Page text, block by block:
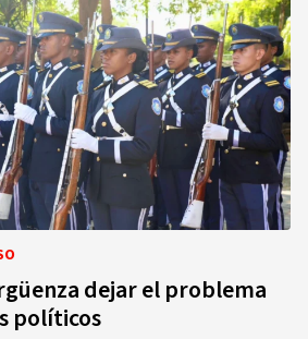
dejar el problema
políticos